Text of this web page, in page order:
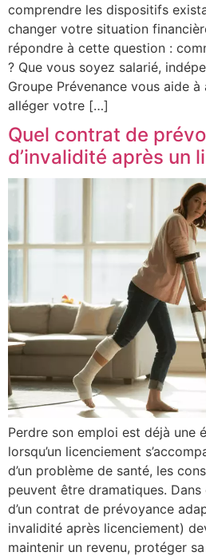
comprendre les dispositifs
changer votre situation
répondre à cette question :
? Que vous soyez salarié,
Groupe Prévenance vous aide
alléger votre […]
Quel contrat de
d’invalidité après un
Perdre son emploi est déjà une
lorsqu’un licenciement
d’un problème de santé, les
peuvent être dramatiques.
d’un contrat de prévoyance
invalidité après licenciement)
maintenir un revenu, protéger